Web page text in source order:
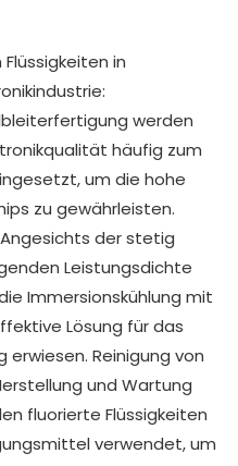
in
werden
häufig zum
um die hohe
zu gewährleisten.
der stetig
Leistungsdichte
Immersionskühlung mit
Lösung für das
Reinigung von
und Wartung
fluorierte Flüssigkeiten
verwendet, um